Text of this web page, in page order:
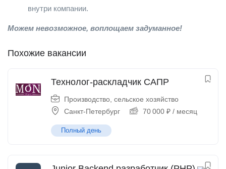
внутри компании.
Можем невозможное, воплощаем задуманное!
Похожие вакансии
Технолог-раскладчик САПР
Производство, сельское хозяйство
Санкт-Петербург
70 000 ₽ / месяц
Полный день